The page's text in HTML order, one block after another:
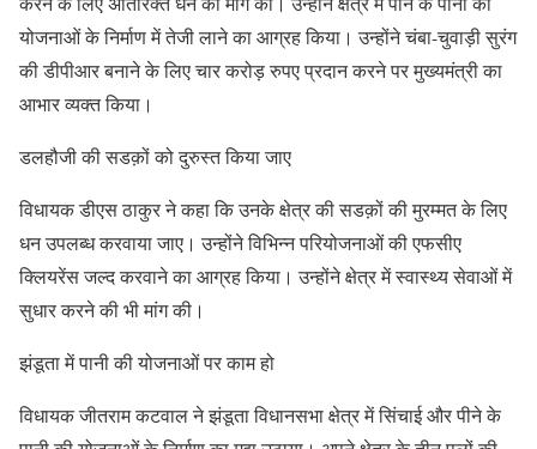
योजनाओं के निर्माण में तेजी लाने का आग्रह किया। उन्होंने चंबा-चुवाड़ी सुरंग
की डीपीआर बनाने के लिए चार करोड़ रुपए प्रदान करने पर मुख्यमंत्री का
आभार व्यक्त किया।
डलहौजी की सडक़ों को दुरुस्त किया जाए
विधायक डीएस ठाकुर ने कहा कि उनके क्षेत्र की सडक़ों की मुरम्मत के लिए
धन उपलब्ध करवाया जाए। उन्होंने विभिन्न परियोजनाओं की एफसीए
क्लियरेंस जल्द करवाने का आग्रह किया। उन्होंने क्षेत्र में स्वास्थ्य सेवाओं में
सुधार करने की भी मांग की।
झंडूता में पानी की योजनाओं पर काम हो
विधायक जीतराम कटवाल ने झंडूता विधानसभा क्षेत्र में सिंचाई और पीने के